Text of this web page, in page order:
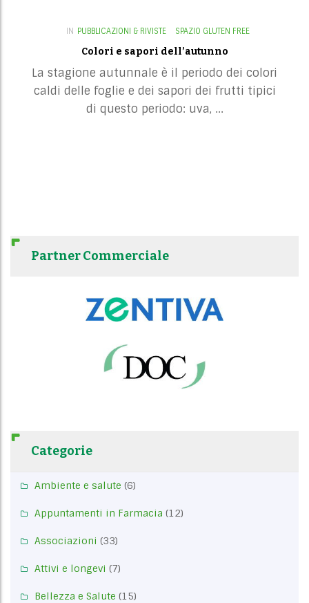
IN PUBBLICAZIONI & RIVISTE SPAZIO GLUTEN FREE
Colori e sapori dell’autunno
La stagione autunnale è il periodo dei colori
caldi delle foglie e dei sapori dei frutti tipici
di questo periodo: uva, ...
Partner Commerciale
Categorie
Ambiente e salute (6)
Appuntamenti in Farmacia (12)
Associazioni (33)
Attivi e longevi (7)
Bellezza e Salute (15)